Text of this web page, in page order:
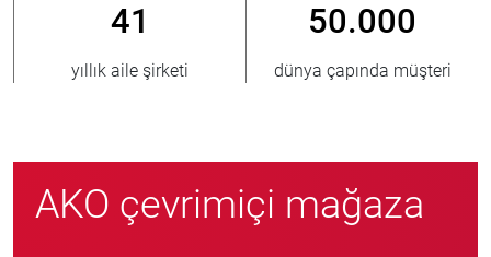
çapında müşteri
Yılda 800
yeni müşteri
AKO çevrimiçi mağaza